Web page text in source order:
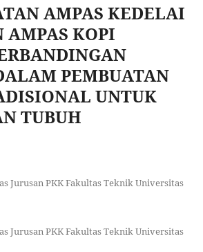
AMPAS KEDELAI
AMPAS KOPI
PEMBUATAN
UNTUK
TUBUH
Jurusan PKK Fakultas Teknik Universitas
Jurusan PKK Fakultas Teknik Universitas